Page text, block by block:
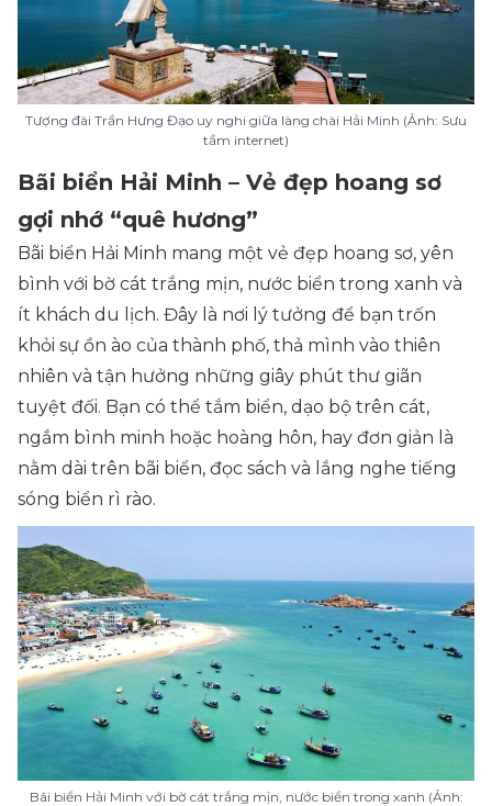
Tượng đài Trần Hưng Đạo uy nghi giữa làng chài Hải Minh (Ảnh: Sưu
tầm internet)
Bãi biển Hải Minh – Vẻ đẹp hoang sơ
gợi nhớ “quê hương”
Bãi biển Hải Minh mang một vẻ đẹp hoang sơ, yên
bình với bờ cát trắng mịn, nước biển trong xanh và
ít khách du lịch. Đây là nơi lý tưởng để bạn trốn
khỏi sự ồn ào của thành phố, thả mình vào thiên
nhiên và tận hưởng những giây phút thư giãn
tuyệt đối. Bạn có thể tắm biển, dạo bộ trên cát,
ngắm bình minh hoặc hoàng hôn, hay đơn giản là
nằm dài trên bãi biển, đọc sách và lắng nghe tiếng
sóng biển rì rào.
Bãi biển Hải Minh với bờ cát trắng mịn, nước biển trong xanh (Ảnh: